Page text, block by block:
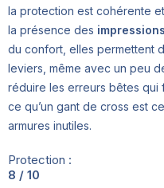
la protection est cohérente
la présence des
du confort, elles permettent
leviers, même avec un peu
réduire les erreurs bêtes qui
ce qu’un gant de cross est
armures inutiles.
Protection :
8 / 10